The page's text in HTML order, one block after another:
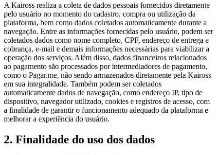
A Kaiross realiza a coleta de dados pessoais fornecidos diretamente
pelo usuário no momento do cadastro, compra ou utilização da
plataforma, bem como dados coletados automaticamente durante a
navegação. Entre as informações fornecidas pelo usuário, podem ser
coletados dados como nome completo, CPF, endereço de entrega e
cobrança, e-mail e demais informações necessárias para viabilizar a
operação dos serviços. Além disso, dados financeiros relacionados
ao pagamento são processados por intermediadores de pagamento,
como o Pagar.me, não sendo armazenados diretamente pela Kaiross
em sua integralidade. Também podem ser coletados
automaticamente dados de navegação, como endereço IP, tipo de
dispositivo, navegador utilizado, cookies e registros de acesso, com
a finalidade de garantir o funcionamento adequado da plataforma e
melhorar a experiência do usuário.
2. Finalidade do uso dos dados